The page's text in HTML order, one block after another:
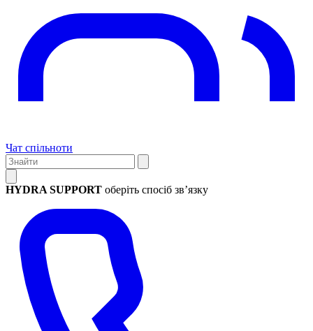
Чат спільноти
HYDRA SUPPORT оберіть спосіб зв’язку